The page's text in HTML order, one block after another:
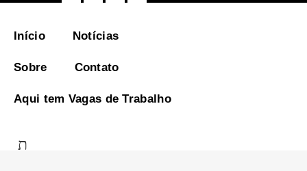
Ir
Início Notícias
Sobre Contato
Aqui tem Vagas de Trabalho